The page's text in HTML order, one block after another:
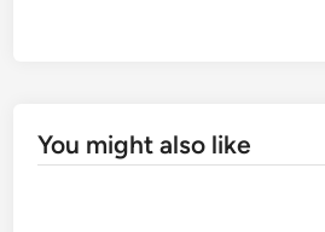
You might also like